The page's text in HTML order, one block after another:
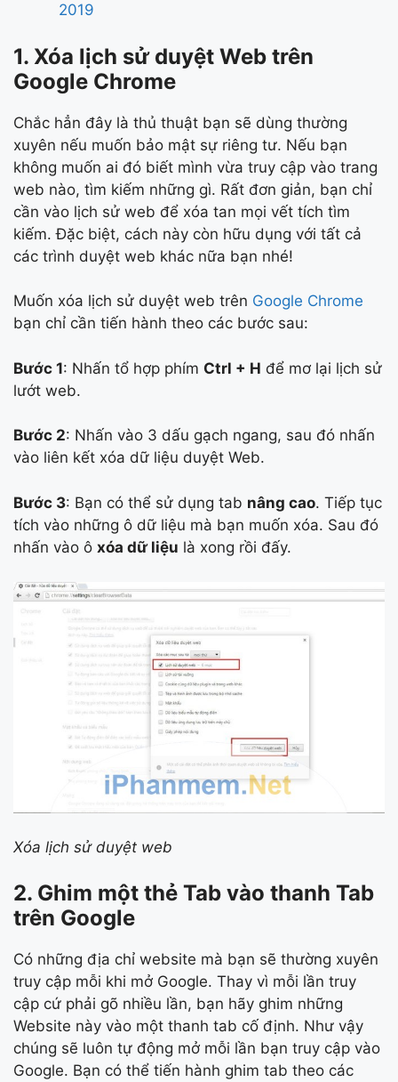
2019
1. Xóa lịch sử duyệt Web trên
Google Chrome
Chắc hẳn đây là thủ thuật bạn sẽ dùng thường
xuyên nếu muốn bảo mật sự riêng tư. Nếu bạn
không muốn ai đó biết mình vừa truy cập vào trang
web nào, tìm kiếm những gì. Rất đơn giản, bạn chỉ
cần vào lịch sử web để xóa tan mọi vết tích tìm
kiếm. Đặc biệt, cách này còn hữu dụng với tất cả
các trình duyệt web khác nữa bạn nhé!
Muốn xóa lịch sử duyệt web trên Google Chrome
bạn chỉ cần tiến hành theo các bước sau:
Bước 1: Nhấn tổ hợp phím Ctrl + H để mơ lại lịch sử
lướt web.
Bước 2: Nhấn vào 3 dấu gạch ngang, sau đó nhấn
vào liên kết xóa dữ liệu duyệt Web.
Bước 3: Bạn có thể sử dụng tab nâng cao. Tiếp tục
tích vào những ô dữ liệu mà bạn muốn xóa. Sau đó
nhấn vào ô xóa dữ liệu là xong rồi đấy.
Xóa lịch sử duyệt web
2. Ghim một thẻ Tab vào thanh Tab
trên Google
Có những địa chỉ website mà bạn sẽ thường xuyên
truy cập mỗi khi mở Google. Thay vì mỗi lần truy
cập cứ phải gõ nhiều lần, bạn hãy ghim những
Website này vào một thanh tab cố định. Như vậy
chúng sẽ luôn tự động mở mỗi lần bạn truy cập vào
Google. Bạn có thể tiến hành ghim tab theo các